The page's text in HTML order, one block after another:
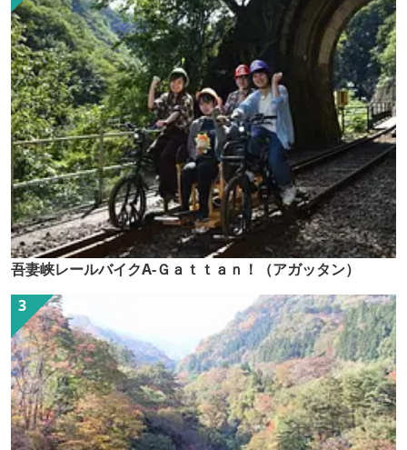
吾妻峡レールバイクA-Ｇａｔｔａｎ！（アガッタン）